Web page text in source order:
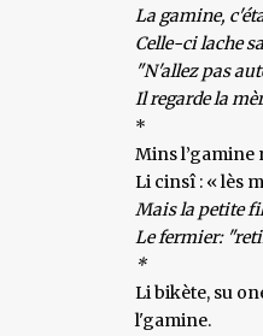
La gamine,
Celle-ci lache
"N'allez pas
Il regarde la
*
Mins l’gamine
Li cinsî : « lès
Mais la petite
Le fermier:
*
Li bikète, su
l'gamine.